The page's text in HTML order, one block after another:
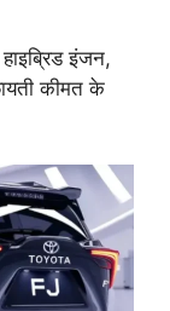
इंजन,
कीमत के